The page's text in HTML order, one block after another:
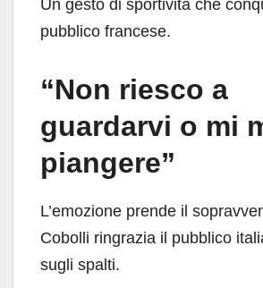
Un gesto di sportività che
pubblico francese.
“Non riesco a
guardarvi o mi
piangere”
L’emozione prende il
Cobolli ringrazia il pubblico
sugli spalti.